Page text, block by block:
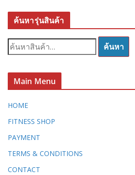
ค้นหารุ่นสินค้า
ค้
น
:
ค้นหา
Main Menu
HOME
FITNESS SHOP
PAYMENT
TERMS & CONDITIONS
CONTACT